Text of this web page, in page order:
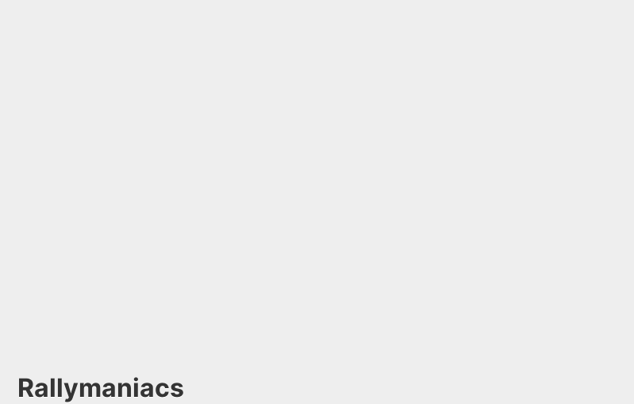
Rallymaniacs